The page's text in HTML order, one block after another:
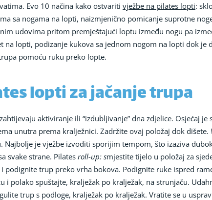
Evo 10 načina kako ostvariti vježbe na pilates lopti:
sa nogama na lopti, naizmjenično pomicanje suprotne
udovima pritom premještajući loptu između nogu pa
na lopti, podizanje kukova sa jednom nogom na lopti dok je
pomoću ruku preko lopte.
lopti za jačanje trupa
aktiviranje ili “izdubljivanje” dna zdjelice. Osjećaj
unutra prema kralježnici. Zadržite ovaj položaj dok dišete.
je vježbe izvoditi sporijim tempom, što izaziva
svake strane. Pilates roll-up: smjestite tijelo u položaj za
podignite trup preko vrha bokova. Podignite ruke ispred
i polako spuštajte, kralježak po kralježak, na strunjaču.
trup s podloge, kralježak po kralježak. Vratite se u